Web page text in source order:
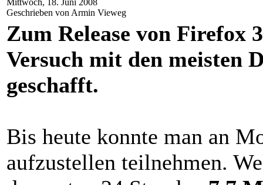
Mittwoch, 18. Juni 2008
Geschrieben von Armin Vieweg
Zum Release von Firefox
Versuch mit den meisten
geschafft.
Bis heute konnte man an
aufzustellen teilnehmen.